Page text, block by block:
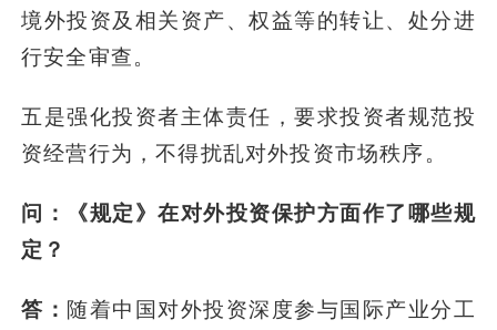
境外投资及相关资产、权益等的转让、处分进
行安全审查。
五是强化投资者主体责任，要求投资者规范投
资经营行为，不得扰乱对外投资市场秩序。
问：《规定》在对外投资保护方面作了哪些规
定？
答： 随着中国对外投资深度参与国际产业分工